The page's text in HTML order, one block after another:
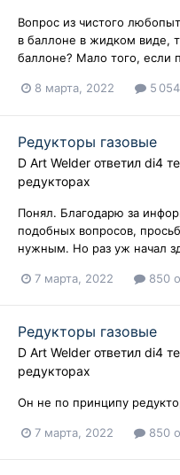
Вопрос из чистого
в баллоне в жидком виде,
баллоне? Мало того, если
8 марта, 2022 5
Редукторы газовые
D Art Welder ответил di4
редукторах
Понял. Благодарю за
подобных вопросов,
нужным. Но раз уж начал
7 марта, 2022 850
Редукторы газовые
D Art Welder ответил di4
редукторах
Он не по принципу
7 марта, 2022 850